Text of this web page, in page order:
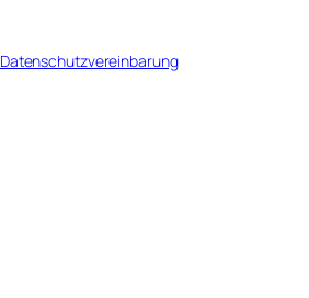
Datenschutzvereinbarung